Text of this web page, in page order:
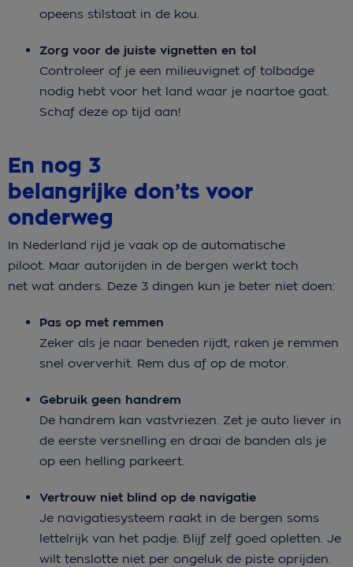
opeens stilstaat in de kou.
Zorg voor de juiste vignetten en tol
Controleer of je een milieuvignet of tolbadge
nodig hebt voor het land waar je naartoe gaat.
Schaf deze op tijd aan!
En nog 3
belangrijke don’ts voor
onderweg
In Nederland rijd je vaak op de automatische
piloot. Maar autorijden in de bergen werkt toch
net wat anders. Deze 3 dingen kun je beter niet doen:
Pas op met remmen
Zeker als je naar beneden rijdt, raken je remmen
snel oververhit. Rem dus af op de motor.
Gebruik geen handrem
De handrem kan vastvriezen. Zet je auto liever in
de eerste versnelling en draai de banden als je
op een helling parkeert.
Vertrouw niet blind op de navigatie
Je navigatiesysteem raakt in de bergen soms
lettelrijk van het padje. Blijf zelf goed opletten. Je
wilt tenslotte niet per ongeluk de piste oprijden.